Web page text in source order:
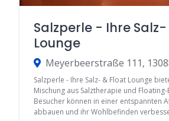
Salzperle - Ihre
Lounge
Salzperle - Ihre Salz- & Float Lounge
Mischung aus Salztherapie und
Besucher können in einer entspannten
abbauen und ihr Wohlbefinden